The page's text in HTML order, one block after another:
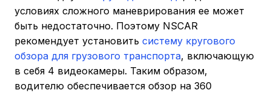
условиях сложного маневрирования ее может
быть недостаточно. Поэтому NSCAR
рекомендует установить систему кругового
обзора для грузового транспорта, включающую
в себя 4 видеокамеры. Таким образом,
водителю обеспечивается обзор на 360